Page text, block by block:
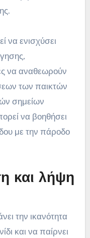
να ενισχύσει
να αναθεωρούν
των παικτών
σημείων
να βοηθήσει
με την πάροδο
και λήψη
την ικανότητα
και να παίρνει